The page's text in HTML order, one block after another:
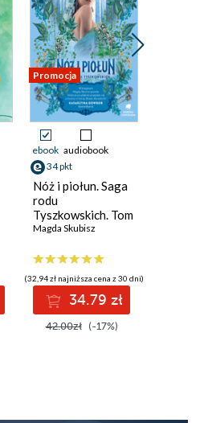
Promocja
ebook audiobook
34 pkt
Nóż i piołun. Saga
rodu
Tyszkowskich. Tom
5
Magda Skubisz
(32,94 zł najniższa cena z 30 dni)
34.79 zł
42.00zł (-17%)